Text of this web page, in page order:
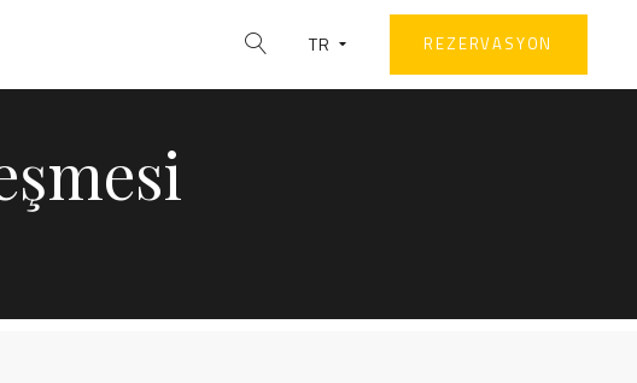
TR REZERVASYON